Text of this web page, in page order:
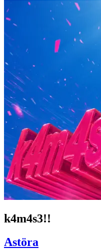
k4m4s3!!
Astöra